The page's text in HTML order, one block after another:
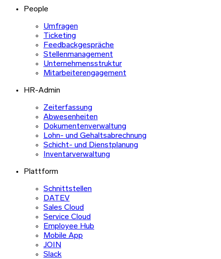
People
Umfragen
Ticketing
Feedbackgespräche
Stellenmanagement
Unternehmensstruktur
Mitarbeiterengagement
HR-Admin
Zeiterfassung
Abwesenheiten
Dokumentenverwaltung
Lohn- und Gehaltsabrechnung
Schicht- und Dienstplanung
Inventarverwaltung
Plattform
Schnittstellen
DATEV
Sales Cloud
Service Cloud
Employee Hub
Mobile App
JOIN
Slack